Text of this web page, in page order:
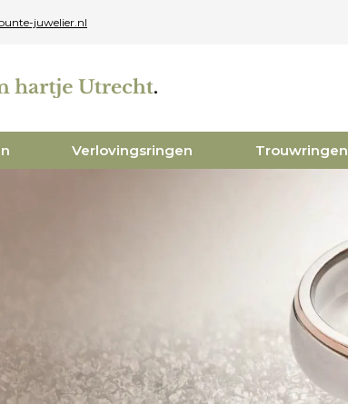
juwelier.nl
Verlovingsringen Trouwringen